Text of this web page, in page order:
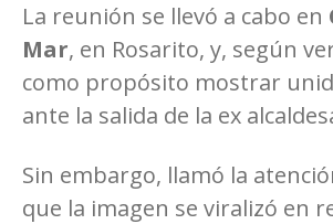
La reunión se llevó a cabo en
Mar, en Rosarito, y, según
como propósito mostrar
ante la salida de la ex
Sin embargo, llamó la
que la imagen se viralizó en